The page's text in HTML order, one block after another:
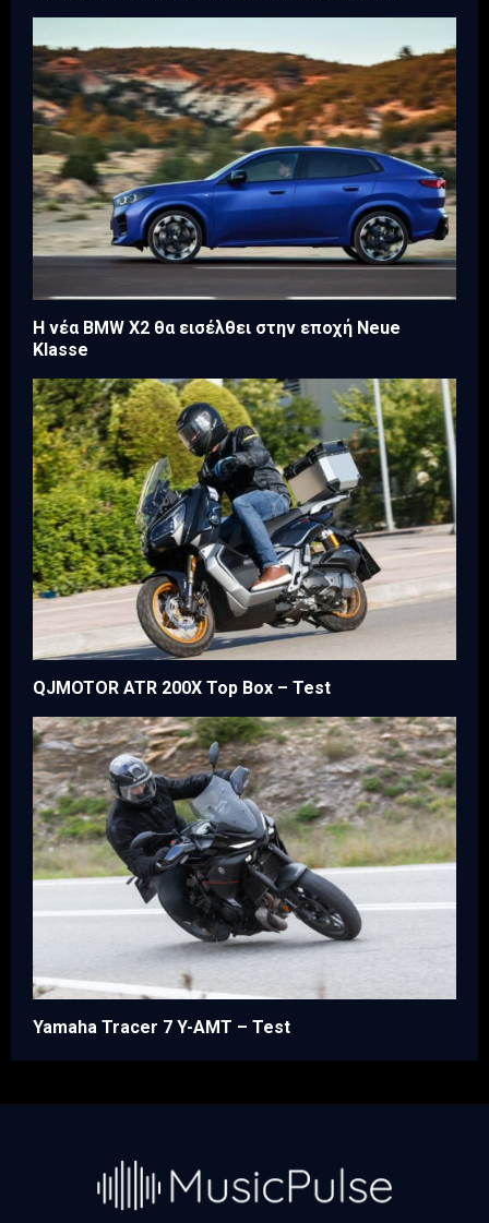
Η νέα BMW X2 θα εισέλθει στην εποχή Neue
Klasse
QJMOTOR ATR 200X Top Box – Test
Yamaha Tracer 7 Y-AMT – Test